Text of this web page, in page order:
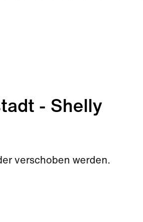
- Shelly
verschoben werden.